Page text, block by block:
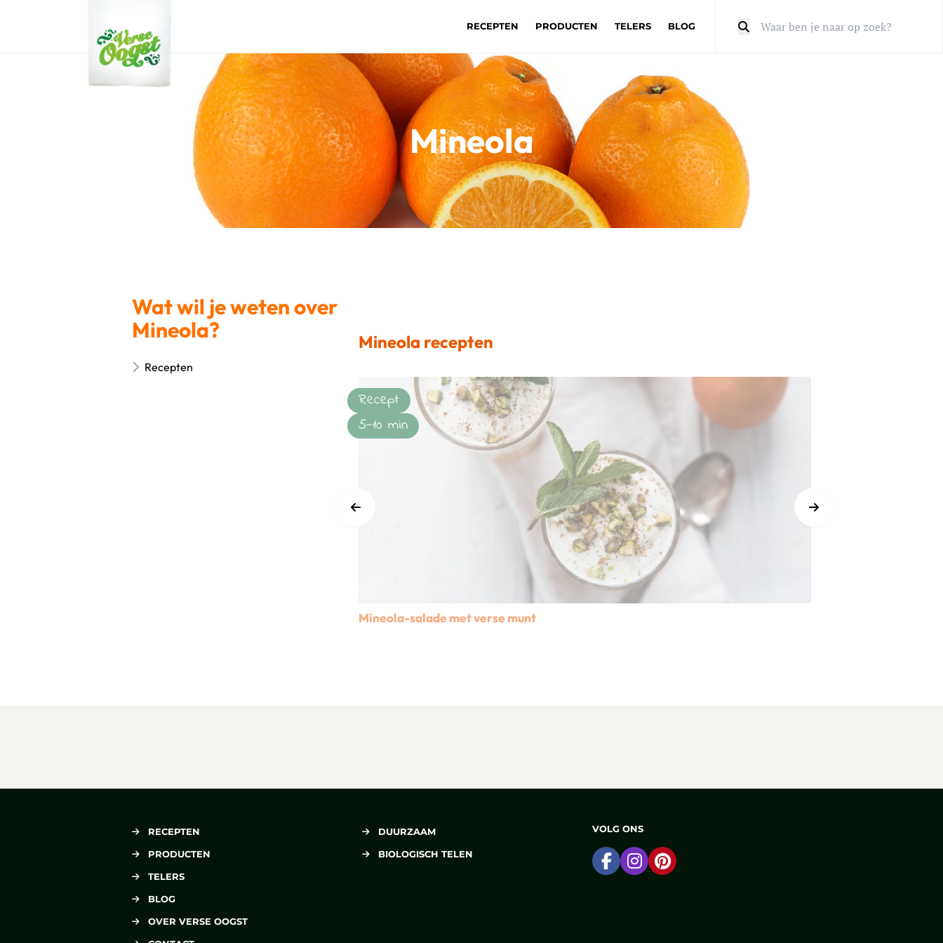
RECEPTEN PRODUCTEN TELERS BLOG
Mineola
Wat wil je weten over
Mineola?
Recepten
Mineola recepten
Mineola-salade met verse munt
Recept
5-10 min
RECEPTEN
PRODUCTEN
TELERS
BLOG
OVER VERSE OOGST
DUURZAAM
BIOLOGISCH TELEN
VOLG ONS
Ga naar Facebook
Ga naar Instagram
Ga naar Pinterest